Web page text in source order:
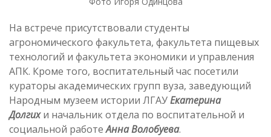
На встрече присутствовали студенты
агрономического факультета, факультета пищевых
технологий и факультета экономики и управления
АПК. Кроме того, воспитательный час посетили
кураторы академических групп вуза, заведующий
Народным музеем истории ЛГАУЕкатерина
Долгихи начальник отдела по воспитательной и
социальной работеАнна Волобуева.